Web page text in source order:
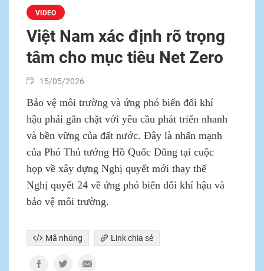
VIDEO
Việt Nam xác định rõ trọng
tâm cho mục tiêu Net Zero
15/05/2026
Bảo vệ môi trường và ứng phó biến đổi khí
hậu phải gắn chặt với yêu cầu phát triển nhanh
và bền vững của đất nước. Đây là nhấn mạnh
của Phó Thủ tướng Hồ Quốc Dũng tại cuộc
họp về xây dựng Nghị quyết mới thay thế
Nghị quyết 24 về ứng phó biến đổi khí hậu và
bảo vệ môi trường.
Mã nhúng Link chia sẻ